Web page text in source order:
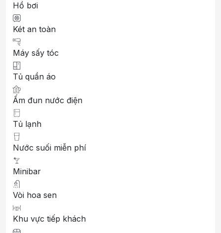
Hồ bơi
Két an toàn
Máy sấy tóc
Tủ quần áo
Ấm đun nước điện
Tủ lạnh
Nước suối miễn phí
Minibar
Vòi hoa sen
Khu vực tiếp khách